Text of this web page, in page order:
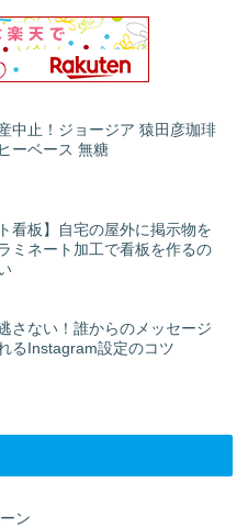
中止！ジョージア 猿田彦珈琲
ーベース 無糖
看板】自宅の屋外に掲示物を
ミネート加工で看板を作るの
さない！誰からのメッセージ
るInstagram設定のコツ
ン